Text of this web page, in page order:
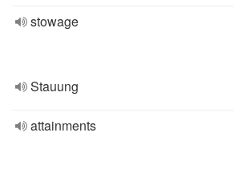
stowage
Stauung
attainments